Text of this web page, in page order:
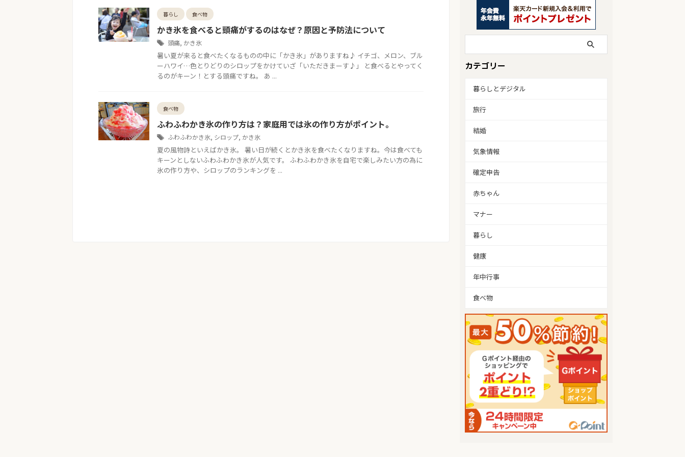
暮らし 食べ物
かき氷を食べると頭痛がするのはなぜ？原因と予防法について
頭痛, かき氷
暑い夏が来ると食べたくなるものの中に「かき氷」がありますね♪ イチゴ、メロン、ブル
ーハワイ…色とりどりのシロップをかけていざ「いただきまーす♪」 と食べるとやってく
るのがキーン！とする頭痛ですね。 あ ...
食べ物
ふわふわかき氷の作り方は？家庭用では氷の作り方がポイント。
ふわふわかき氷, シロップ, かき氷
夏の風物詩といえばかき氷。 暑い日が続くとかき氷を食べたくなりますね。今は食べても
キーンとしないふわふわかき氷が人気です。 ふわふわかき氷を自宅で楽しみたい方の為に
氷の作り方や、シロップのランキングを ...
カテゴリー
暮らしとデジタル
旅行
結婚
気象情報
確定申告
赤ちゃん
マナー
暮らし
健康
年中行事
食べ物